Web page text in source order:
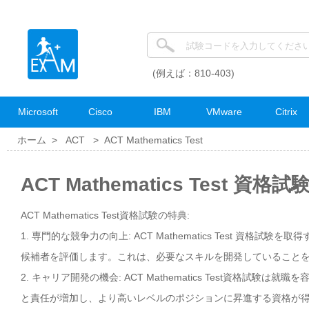
(例えば：810-403)
Microsoft Cisco IBM VMware Citrix
ホーム > ACT > ACT Mathematics Test
ACT Mathematics Test 資格試
ACT Mathematics Test資格試験の特典:
1. 専門的な競争力の向上: ACT Mathematics Test 資格試験を取
候補者を評価します。これは、必要なスキルを開発していること
2. キャリア開発の機会: ACT Mathematics Test資格試験は就職を
と責任が増加し、より高いレベルのポジションに昇進する資格が